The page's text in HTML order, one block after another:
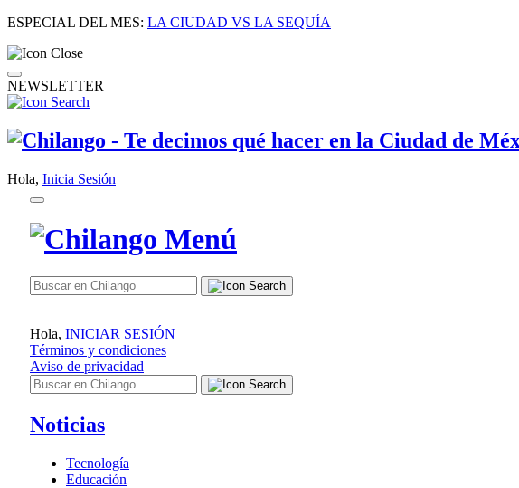
ESPECIAL DEL MES: LA CIUDAD VS LA SEQUÍA
NEWSLETTER
Hola, Inicia Sesión
Hola, INICIAR SESIÓN
Términos y condiciones
Aviso de privacidad
Noticias
Tecnología
Educación